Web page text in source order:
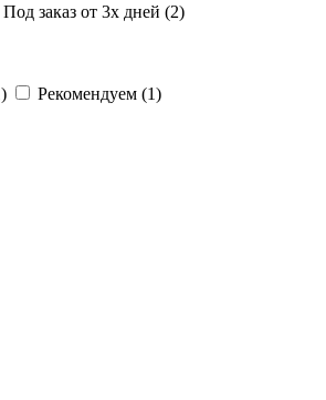
Под заказ от 3х дней (2)
) Рекомендуем (1)